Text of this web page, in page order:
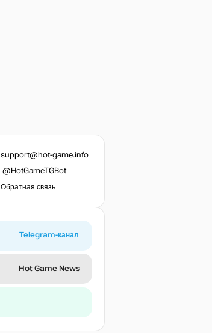
support@hot-game.info
@HotGameTGBot
Обратная связь
Telegram-канал
Hot Game News